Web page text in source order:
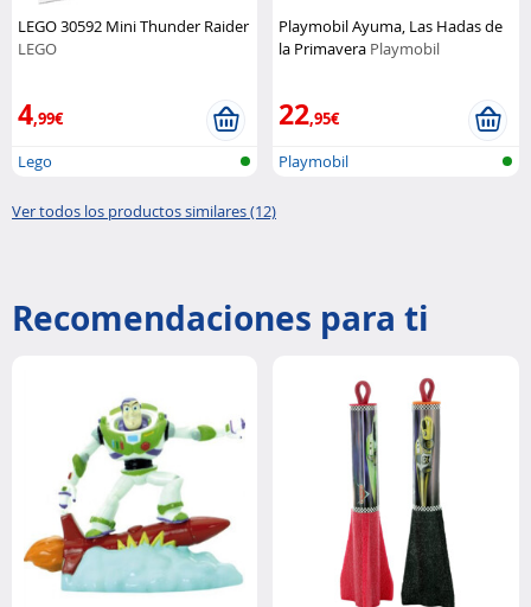
LEGO 30592 Mini Thunder Raider
LEGO
4,99€
Lego
Playmobil Ayuma, Las Hadas de
la Primavera Playmobil
22,95€
Playmobil
Ver todos los productos similares (12)
Recomendaciones para ti